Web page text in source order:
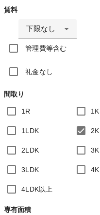
賃料
下限なし
管理費等含む
礼金なし
間取り
1R 1K
1LDK 2K
2LDK 3K
3LDK 4K
4LDK以上
専有面積